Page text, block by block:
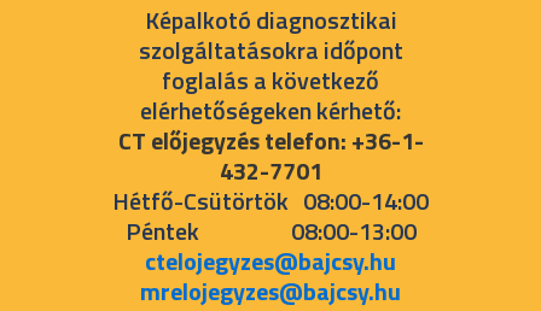
Képalkotó diagnosztikai
szolgáltatásokra időpont
foglalás a következő
elérhetőségeken kérhető:
CT előjegyzés telefon: +36-1-
432-7701
Hétfő-Csütörtök 08:00-14:00
Péntek 08:00-13:00
ctelojegyzes@bajcsy.hu
mrelojegyzes@bajcsy.hu